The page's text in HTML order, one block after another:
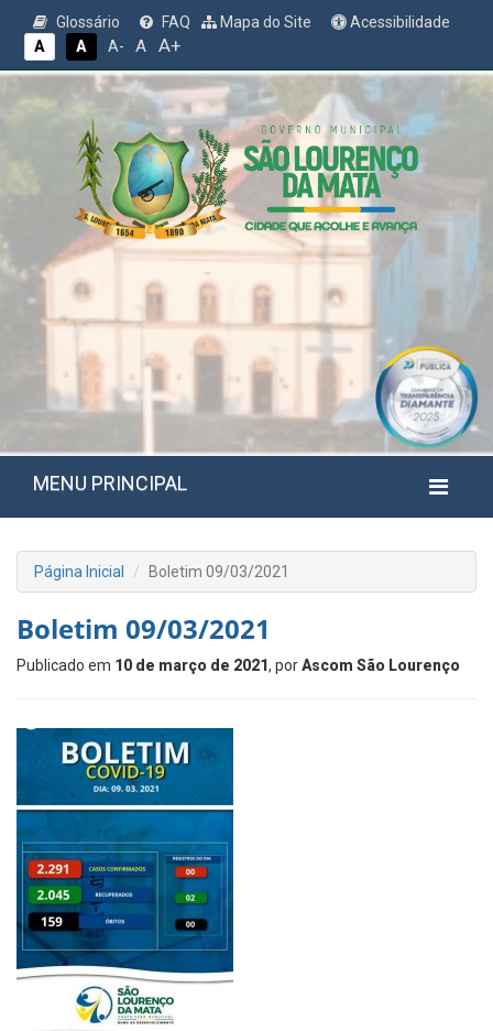
Glossário FAQ Mapa do Site
Acessibilidade
A
A A- A A+
MENU PRINCIPAL
Página Inicial Boletim 09/03/2021
Boletim 09/03/2021
Publicado em 10 de março de 2021, porAscom São Lourenço